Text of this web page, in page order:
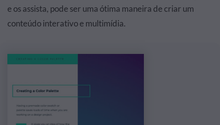
e os assista, pode ser uma ótima maneira de criar um
conteúdo interativo e multimídia.